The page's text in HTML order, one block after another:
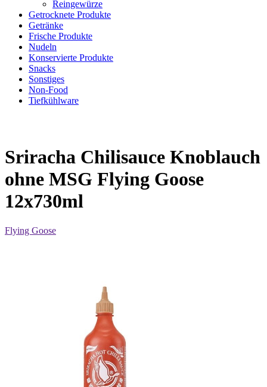
Reingewürze
Getrocknete Produkte
Getränke
Frische Produkte
Nudeln
Konservierte Produkte
Snacks
Sonstiges
Non-Food
Tiefkühlware
Sriracha Chilisauce Knoblauch
ohne MSG Flying Goose
12x730ml
Flying Goose